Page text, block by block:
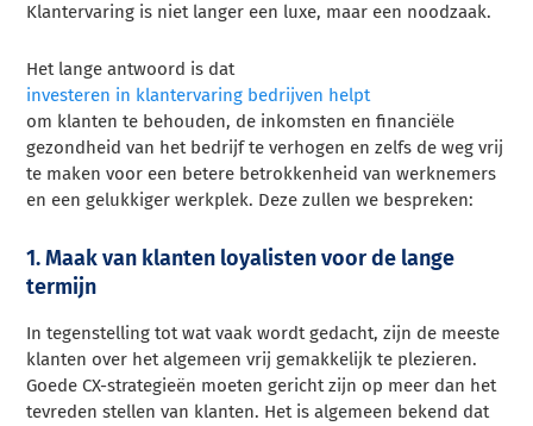
Klantervaring is niet langer een luxe, maar een noodzaak.
Het lange antwoord is dat
investeren in klantervaring bedrijven helpt
om klanten te behouden, de inkomsten en financiële
gezondheid van het bedrijf te verhogen en zelfs de weg vrij
te maken voor een betere betrokkenheid van werknemers
en een gelukkiger werkplek. Deze zullen we bespreken:
1. Maak van klanten loyalisten voor de lange
termijn
In tegenstelling tot wat vaak wordt gedacht, zijn de meeste
klanten over het algemeen vrij gemakkelijk te plezieren.
Goede CX-strategieën moeten gericht zijn op meer dan het
tevreden stellen van klanten. Het is algemeen bekend dat